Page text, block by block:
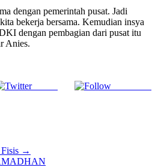
dengan pemerintah pusat. Jadi
bekerja bersama. Kemudian insya
dengan pembagian dari pusat itu
Anies.
→